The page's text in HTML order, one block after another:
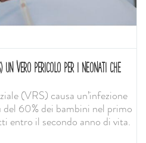
UN VERO PERICOLO PER I NEONATI CHE
(VRS) causa un’infezione
60% dei bambini nel primo
entro il secondo anno di vita.